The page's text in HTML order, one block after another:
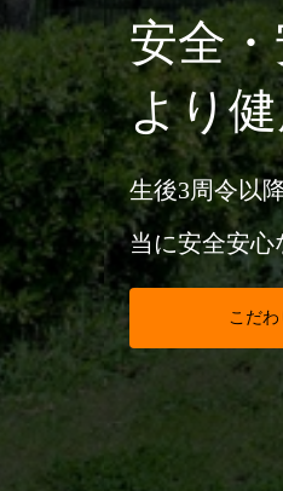
安全・
より
生後3周令以
当に安全安心
こだわ